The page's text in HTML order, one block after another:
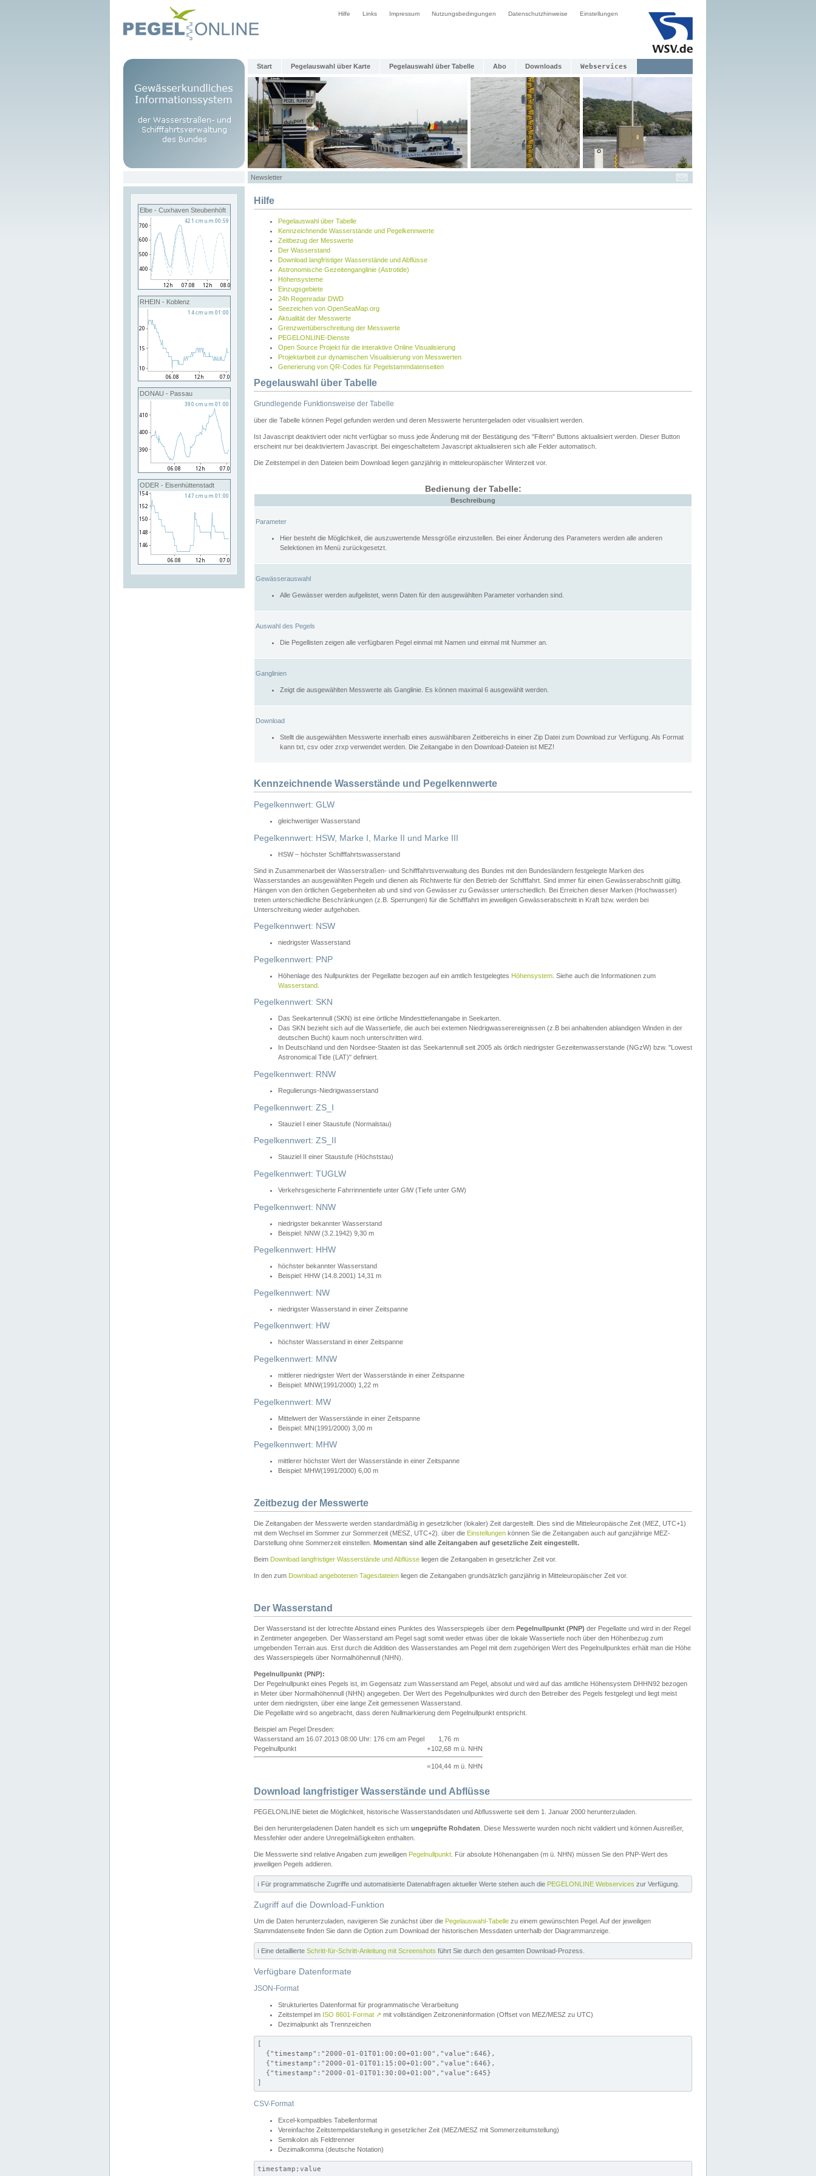
Hilfe Links Impressum Nutzungsbedingungen Datenschutzhinweise Einstellungen
Start Pegelauswahl über Karte Pegelauswahl über Tabelle Abo Downloads Webservices
Newsletter
Elbe - Cuxhaven Steubenhöft
RHEIN - Koblenz
DONAU - Passau
ODER - Eisenhüttenstadt
Hilfe
Pegelauswahl über Tabelle
Kennzeichnende Wasserstände und Pegelkennwerte
Zeitbezug der Messwerte
Der Wasserstand
Download langfristiger Wasserstände und Abflüsse
Astronomische Gezeitenganglinie (Astrotide)
Höhensysteme
Einzugsgebiete
24h Regenradar DWD
Seezeichen von OpenSeaMap.org
Aktualität der Messwerte
Grenzwertüberschreitung der Messwerte
PEGELONLINE-Dienste
Open Source Projekt für die interaktive Online Visualisierung
Projektarbeit zur dynamischen Visualisierung von Messwerten
Generierung von QR-Codes für Pegelstammdatenseiten
Pegelauswahl über Tabelle
Grundlegende Funktionsweise der Tabelle
über die Tabelle können Pegel gefunden werden und deren Messwerte heruntergeladen oder visualisiert werden.
Ist Javascript deaktiviert oder nicht verfügbar so muss jede Änderung mit der Bestätigung des "Filtern" Buttons aktualisiert werden. Dieser Button
erscheint nur bei deaktiviertem Javascript. Bei eingeschaltetem Javascript aktualisieren sich alle Felder automatisch.
Die Zeitstempel in den Dateien beim Download liegen ganzjährig in mitteleuropäischer Winterzeit vor.
Bedienung der Tabelle:
Beschreibung
Parameter
Hier besteht die Möglichkeit, die auszuwertende Messgröße einzustellen. Bei einer Änderung des Parameters werden alle anderen
Selektionen im Menü zurückgesetzt.
Gewässerauswahl
Alle Gewässer werden aufgelistet, wenn Daten für den ausgewählten Parameter vorhanden sind.
Auswahl des Pegels
Die Pegellisten zeigen alle verfügbaren Pegel einmal mit Namen und einmal mit Nummer an.
Ganglinien
Zeigt die ausgewählten Messwerte als Ganglinie. Es können maximal 6 ausgewählt werden.
Download
Stellt die ausgewählten Messwerte innerhalb eines auswählbaren Zeitbereichs in einer Zip Datei zum Download zur Verfügung. Als Format
kann txt, csv oder zrxp verwendet werden. Die Zeitangabe in den Download-Dateien ist MEZ!
Kennzeichnende Wasserstände und Pegelkennwerte
Pegelkennwert: GLW
gleichwertiger Wasserstand
Pegelkennwert: HSW, Marke I, Marke II und Marke III
HSW – höchster Schifffahrtswasserstand
Sind in Zusammenarbeit der Wasserstraßen- und Schifffahrtsverwaltung des Bundes mit den Bundesländern festgelegte Marken des
Wasserstandes an ausgewählten Pegeln und dienen als Richtwerte für den Betrieb der Schifffahrt. Sind immer für einen Gewässerabschnitt gültig.
Hängen von den örtlichen Gegebenheiten ab und sind von Gewässer zu Gewässer unterschiedlich. Bei Erreichen dieser Marken (Hochwasser)
treten unterschiedliche Beschränkungen (z.B. Sperrungen) für die Schifffahrt im jeweiligen Gewässerabschnitt in Kraft bzw. werden bei
Unterschreitung wieder aufgehoben.
Pegelkennwert: NSW
niedrigster Wasserstand
Pegelkennwert: PNP
Höhenlage des Nullpunktes der Pegellatte bezogen auf ein amtlich festgelegtes Höhensystem . Siehe auch die Informationen zum
Wasserstand
Pegelkennwert: SKN
Das Seekartennull (SKN) ist eine örtliche Mindesttiefenangabe in Seekarten.
Das SKN bezieht sich auf die Wassertiefe, die auch bei extemen Niedrigwasserereignissen (z.B bei anhaltenden ablandigen Winden in der
deutschen Bucht) kaum noch unterschritten wird.
In Deutschland und den Nordsee-Staaten ist das Seekartennull seit 2005 als örtlich niedrigster Gezeitenwasserstande (NGzW) bzw. "Lowest
Astronomical Tide (LAT)" definiert.
Pegelkennwert: RNW
Regulierungs-Niedrigwasserstand
Pegelkennwert: ZS_I
Stauziel I einer Staustufe (Normalstau)
Pegelkennwert: ZS_II
Stauziel II einer Staustufe (Höchststau)
Pegelkennwert: TUGLW
Verkehrsgesicherte Fahrrinnentiefe unter GlW (Tiefe unter GlW)
Pegelkennwert: NNW
niedrigster bekannter Wasserstand
Beispiel: NNW (3.2.1942) 9,30 m
Pegelkennwert: HHW
höchster bekannter Wasserstand
Beispiel: HHW (14.8.2001) 14,31 m
Pegelkennwert: NW
niedrigster Wasserstand in einer Zeitspanne
Pegelkennwert: HW
höchster Wasserstand in einer Zeitspanne
Pegelkennwert: MNW
mittlerer niedrigster Wert der Wasserstände in einer Zeitspanne
Beispiel: MNW(1991/2000) 1,22 m
Pegelkennwert: MW
Mittelwert der Wasserstände in einer Zeitspanne
Beispiel: MN(1991/2000) 3,00 m
Pegelkennwert: MHW
mittlerer höchster Wert der Wasserstände in einer Zeitspanne
Beispiel: MHW(1991/2000) 6,00 m
Zeitbezug der Messwerte
Die Zeitangaben der Messwerte werden standardmäßig in gesetzlicher (lokaler) Zeit dargestellt. Dies sind die Mitteleuropäische Zeit (MEZ, UTC+1)
mit dem Wechsel im Sommer zur Sommerzeit (MESZ, UTC+2). über die Einstellungen können Sie die Zeitangaben auch auf ganzjährige MEZ-
Darstellung ohne Sommerzeit einstellen. Momentan sind alle Zeitangaben auf gesetzliche Zeit eingestellt.
Beim Download langfristiger Wasserstände und Abflüsse liegen die Zeitangaben in gesetzlicher Zeit vor.
In den zum Download angebotenen Tagesdateien liegen die Zeitangaben grundsätzlich ganzjährig in Mitteleuropäischer Zeit vor.
Der Wasserstand
Der Wasserstand ist der lotrechte Abstand eines Punktes des Wasserspiegels über dem Pegelnullpunkt (PNP) der Pegellatte und wird in der Regel
in Zentimeter angegeben. Der Wasserstand am Pegel sagt somit weder etwas über die lokale Wassertiefe noch über den Höhenbezug zum
umgebenden Terrain aus. Erst durch die Addition des Wasserstandes am Pegel mit dem zugehörigen Wert des Pegelnullpunktes erhält man die Höhe
des Wasserspiegels über Normalhöhennull (NHN).
Pegelnullpunkt (PNP):
Der Pegelnullpunkt eines Pegels ist, im Gegensatz zum Wasserstand am Pegel, absolut und wird auf das amtliche Höhensystem DHHN92 bezogen
in Meter über Normalhöhennull (NHN) angegeben. Der Wert des Pegelnullpunktes wird durch den Betreiber des Pegels festgelegt und liegt meist
unter dem niedrigsten, über eine lange Zeit gemessenen Wasserstand.
Die Pegellatte wird so angebracht, dass deren Nullmarkierung dem Pegelnullpunkt entspricht.
Beispiel am Pegel Dresden:
Wasserstand am 16.07.2013 08:00 Uhr: 176 cm am Pegel
1,76 m
Pegelnullpunkt
+102,68 m ü. NHN
=104,44 m ü. NHN
Download langfristiger Wasserstände und Abflüsse
PEGELONLINE bietet die Möglichkeit, historische Wasserstandsdaten und Abflusswerte seit dem 1. Januar 2000 herunterzuladen.
Bei den heruntergeladenen Daten handelt es sich um ungeprüfte Rohdaten . Diese Messwerte wurden noch nicht validiert und können Ausreißer,
Messfehler oder andere Unregelmäßigkeiten enthalten.
Die Messwerte sind relative Angaben zum jeweiligen Pegelnullpunkt . Für absolute Höhenangaben (m ü. NHN) müssen Sie den PNP-Wert des
jeweiligen Pegels addieren.
ℹ️ Für programmatische Zugriffe und automatisierte Datenabfragen aktueller Werte stehen auch die PEGELONLINE Webservices zur Verfügung.
Zugriff auf die Download-Funktion
Um die Daten herunterzuladen, navigieren Sie zunächst über die Pegelauswahl-Tabelle zu einem gewünschten Pegel. Auf der jeweiligen
Stammdatenseite finden Sie dann die Option zum Download der historischen Messdaten unterhalb der Diagrammanzeige.
ℹ️ Eine detaillierte Schritt-für-Schritt-Anleitung mit Screenshots führt Sie durch den gesamten Download-Prozess.
Verfügbare Datenformate
JSON-Format
Strukturiertes Datenformat für programmatische Verarbeitung
Zeitstempel im ISO 8601-Format ↗ mit vollständigen Zeitzoneninformation (Offset von MEZ/MESZ zu UTC)
Dezimalpunkt als Trennzeichen
[
  {"timestamp":"2000-01-01T01:00:00+01:00","value":646},
  {"timestamp":"2000-01-01T01:15:00+01:00","value":646},
  {"timestamp":"2000-01-01T01:30:00+01:00","value":645}
]
CSV-Format
Excel-kompatibles Tabellenformat
Vereinfachte Zeitstempeldarstellung in gesetzlicher Zeit (MEZ/MESZ mit Sommerzeitumstellung)
Semikolon als Feldtrenner
Dezimalkomma (deutsche Notation)
timestamp;value